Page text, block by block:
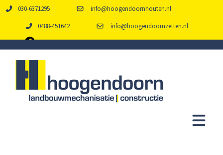
030-6371295 info@hoogendoornhouten.nl
0488-451642 info@hoogendoornzetten.nl